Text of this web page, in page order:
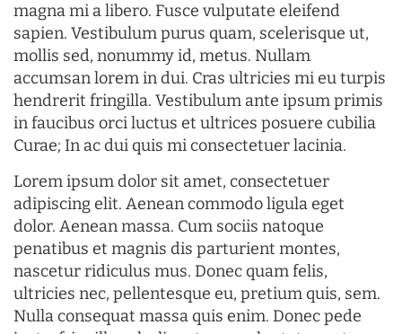
magna mi a libero. Fusce vulputate eleifend
sapien. Vestibulum purus quam, scelerisque ut,
mollis sed, nonummy id, metus. Nullam
accumsan lorem in dui. Cras ultricies mi eu turpis
hendrerit fringilla. Vestibulum ante ipsum primis
in faucibus orci luctus et ultrices posuere cubilia
Curae; In ac dui quis mi consectetuer lacinia.
Lorem ipsum dolor sit amet, consectetuer
adipiscing elit. Aenean commodo ligula eget
dolor. Aenean massa. Cum sociis natoque
penatibus et magnis dis parturient montes,
nascetur ridiculus mus. Donec quam felis,
ultricies nec, pellentesque eu, pretium quis, sem.
Nulla consequat massa quis enim. Donec pede